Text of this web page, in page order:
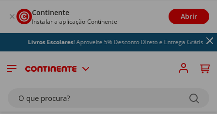
Continente
Instalar a aplicação Continente
Abrir
Livros Escolares! Aproveite 5% Desconto Direto e Entrega Grátis
O que procura?